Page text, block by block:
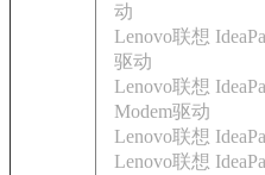
动
Lenovo联想
驱动
Lenovo联想
Modem驱动
Lenovo联想
Lenovo联想